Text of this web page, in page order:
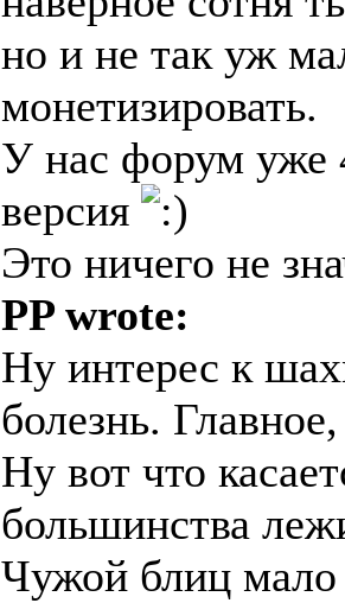
но и не так уж
монетизировать.
У нас форум уже
версия
Это ничего не
PP wrote:
Ну интерес к
болезнь.
Ну вот что
большинства
Чужой блиц мало